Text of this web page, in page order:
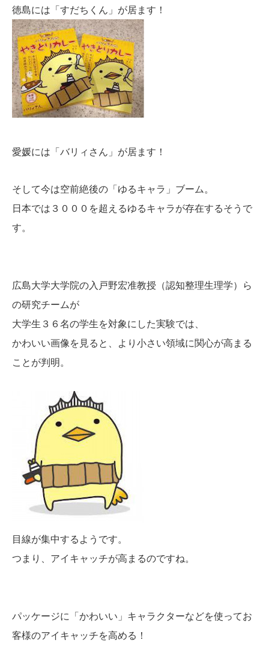
徳島には「すだちくん」が居ます！
愛媛には「バリィさん」が居ます！
そして今は空前絶後の「ゆるキャラ」ブーム。
日本では３０００を超えるゆるキャラが存在するそうで
す。
広島大学大学院の入戸野宏准教授（認知整理生理学）ら
の研究チームが
大学生３６名の学生を対象にした実験では、
かわいい画像を見ると、より小さい領域に関心が高まる
ことが判明。
目線が集中するようです。
つまり、アイキャッチが高まるのですね。
パッケージに「かわいい」キャラクターなどを使ってお
客様のアイキャッチを高める！